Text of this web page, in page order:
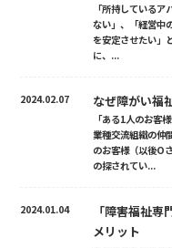
「所持している
ない」、「経営中
を安定させたい」
に、...
2024.02.07 なぜ障がい福
「ある1人のお客
業種交流組織の仲
のお客様（以後O
の探されてい...
2024.01.04
「障害福祉
メリット